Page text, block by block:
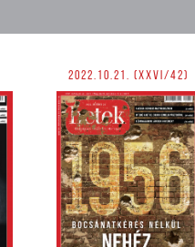
2022.10.21. (XXVI/42)